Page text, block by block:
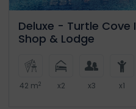
Deluxe - Turtle
Shop & Lodge
42 m2 x2 x3 x1